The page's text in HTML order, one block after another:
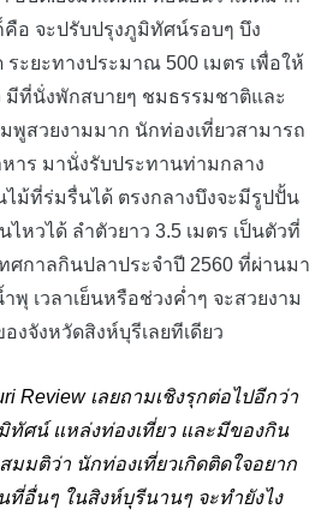
อ จะปรับปรุงภูมิทัศน์รอบๆ บึง
ะยะทางประมาณ 500 เมตร เพื่อให้
มีที่นั่งพักสบายๆ ชมธรรมชาติและ
สวยงามมาก นักท่องเที่ยวสามารถ
าร มานั่งรับประทานท่ามกลาง
ไม้ที่ร่มรื่นได้ ตรงกลางบึงจะมีรูปปั้น
หวได้ ลำตัวยาว 3.5 เมตร เป็นตัวที่
ศกาลกินปลาประจำปี 2560 ที่ผ่านมา
เวลาเย็นหรือช่วงค่ำๆ จะสวยงาม
งจังหวัดสิงห์บุรีเลยทีเดียว
Review เลยถามเชิงรุกต่อไปอีกว่า
ศน์ แหล่งท่องเที่ยว และมีของกิน
มติว่า นักท่องเที่ยวเกิดติดใจอยาก
ที่อื่นๆ ในสิงห์บุรีนานๆ จะทำยังไง